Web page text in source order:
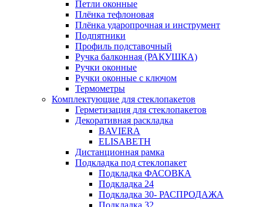
Петли оконные
Плёнка тефлоновая
Плёнка ударопрочная и инструмент
Подпятники
Профиль подставочный
Ручка балконная (РАКУШКА)
Ручки оконные
Ручки оконные с ключом
Термометры
Комплектующие для стеклопакетов
Герметизация для стеклопакетов
Декоративная раскладка
BAVIERA
ELISABETH
Дистанционная рамка
Подкладка под стеклопакет
Подкладка ФАСОВКА
Подкладка 24
Подкладка 30- РАСПРОДАЖА
Подкладка 32